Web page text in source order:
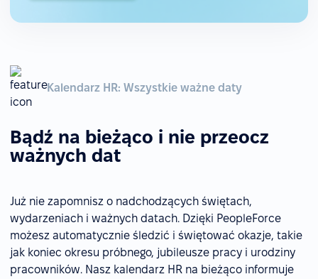
Kalendarz HR: Wszystkie ważne daty
Bądź na bieżąco i nie przeocz
ważnych dat
Już nie zapomnisz o nadchodzących świętach,
wydarzeniach i ważnych datach. Dzięki PeopleForce
możesz automatycznie śledzić i świętować okazje, takie
jak koniec okresu próbnego, jubileusze pracy i urodziny
pracowników. Nasz kalendarz HR na bieżąco informuje